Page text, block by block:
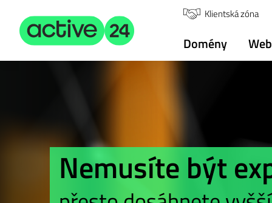
Klientská zóna
Domény
Nemusíte být